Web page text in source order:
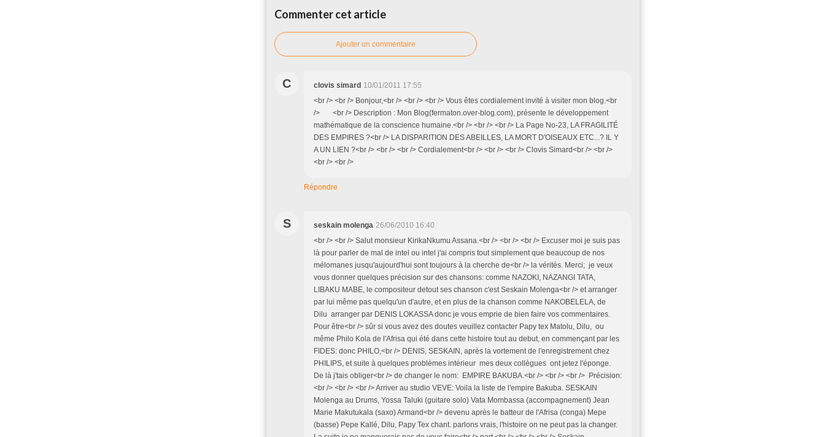
Commenter cet article
Ajouter un commentaire
C clovis simard 10/01/2011 17:55
<br /> <br /> Bonjour,<br /> <br /> <br /> Vous êtes cordialement invité à visiter mon blog.<br
/> <br /> Description : Mon Blog(fermaton.over-blog.com), présente le développement
mathématique de la conscience humaine.<br /> <br /> <br /> La Page No-23, LA FRAGILITÉ
DES EMPIRES ?<br /> LA DISPARITION DES ABEILLES, LA MORT D'OISEAUX ETC...? IL Y
A UN LIEN ?<br /> <br /> <br /> Cordialement<br /> <br /> <br /> Clovis Simard<br /> <br />
<br /> <br />
Répondre
S seskain molenga 26/06/2010 16:40
<br /> <br /> Salut monsieur KirikaNkumu Assana.<br /> <br /> <br /> Excuser moi je suis pas
là pour parler de mal de intel ou intel j'ai compris tout simplement que beaucoup de nos
mélomanes jusqu'aujourd'hui sont toujours à la cherche de<br /> la vérités. Merci; je veux
vous donner quelques précision sur des chansons: comme NAZOKI, NAZANGI TATA,
LIBAKU MABE, le compositeur detout ses chanson c'est Seskain Molenga<br /> et arranger
par lui même pas quelqu'un d'autre, et en plus de la chanson comme NAKOBELELA, de
Dilu arranger par DENIS LOKASSA donc je vous emprie de bien faire vos commentaires.
Pour être<br /> sûr si vous avez des doutes veuillez contacter Papy tex Matolu, Dilu, ou
même Philo Kola de l'Afrisa qui été dans cette histoire tout au debut, en commençant par les
FIDES: donc PHILO,<br /> DENIS, SESKAIN, après la vortement de l'enregistrement chez
PHILIPS, et suite à quelques problèmes intérieur mes deux collègues ont jetez l'éponge.
De là j'tais obliger<br /> de changer le nom: EMPIRE BAKUBA.<br /> <br /> <br /> Précision:
<br /> <br /> <br /> Arriver au studio VEVE: Voila la liste de l'empire Bakuba. SESKAIN
Molenga au Drums, Yossa Taluki (guitare solo) Vata Mombassa (accompagnement) Jean
Marie Makutukala (saxo) Armand<br /> devenu après le batteur de l'Afrisa (conga) Mepe
(basse) Pepe Kallé, Dilu, Papy Tex chant. parlons vrais, l'histoire on ne peut pas la changer.